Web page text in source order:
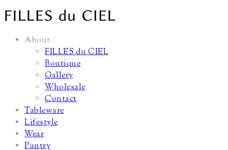
About
FILLES du CIEL
Boutique
Gallery
Wholesale
Contact
Tableware
Lifestyle
Wear
Pantry